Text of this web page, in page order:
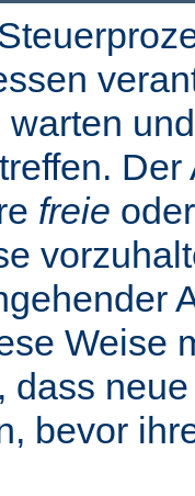
freie
Weise
dass
bevor